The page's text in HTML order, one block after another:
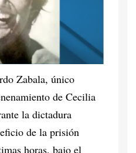
Zabala, único
de Cecilia
la dictadura
de la prisión
horas, bajo el